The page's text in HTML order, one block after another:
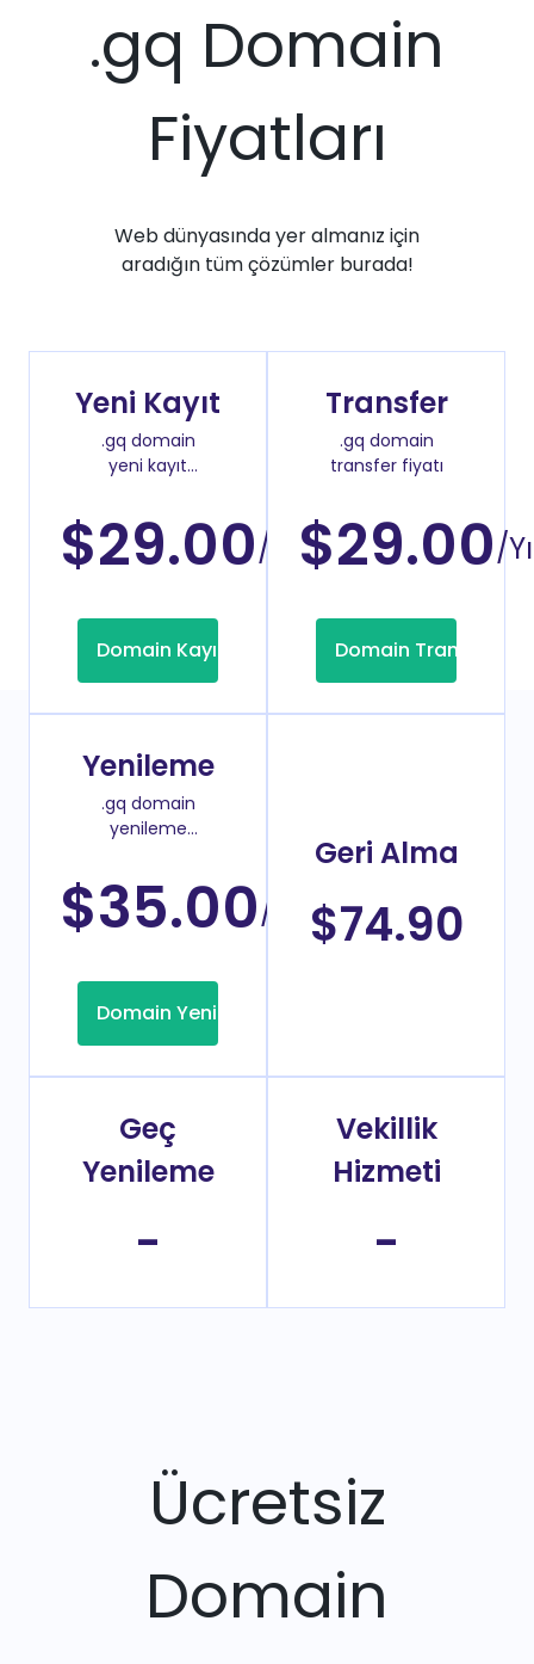
.gq Domain
Fiyatları
Web dünyasında yer almanız için
aradığın tüm çözümler burada!
Yeni Kayıt
.gq domain
yeni kayıt
$29.00/Yıl
Domain Kayıt
Transfer
.gq domain
transfer fiyatı
$29.00/
Domain Transfer
Yenileme
.gq domain
yenileme
$35.00/Yıl
Domain Yenileme
Geri Alma
$74.90
Geç
Yenileme
-
Vekillik
Hizmeti
-
Ücretsiz
Domain